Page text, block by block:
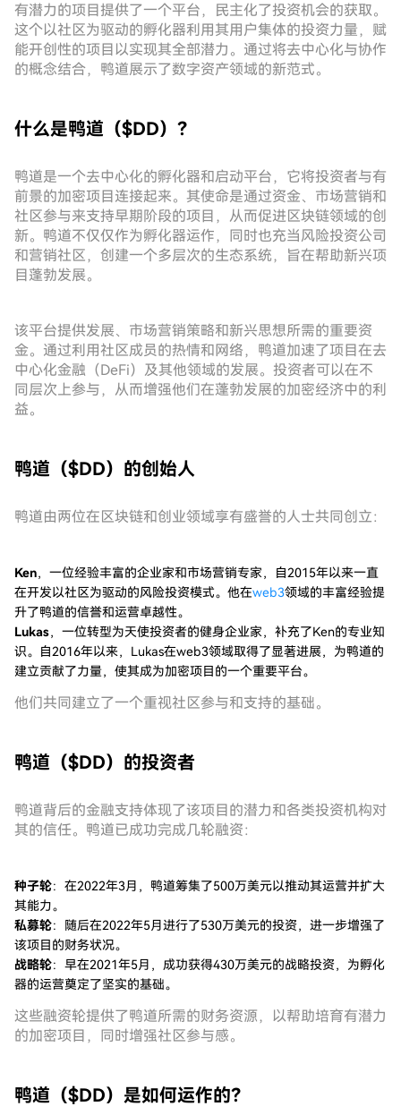
有潜力的项目提供了一个平台，民主化了投资机会的获取。
这个以社区为驱动的孵化器利用其用户集体的投资力量，赋
能开创性的项目以实现其全部潜力。通过将去中心化与协作
的概念结合，鸭道展示了数字资产领域的新范式。
什么是鸭道（$DD）？
鸭道是一个去中心化的孵化器和启动平台，它将投资者与有
前景的加密项目连接起来。其使命是通过资金、市场营销和
社区参与来支持早期阶段的项目，从而促进区块链领域的创
新。鸭道不仅仅作为孵化器运作，同时也充当风险投资公司
和营销社区，创建一个多层次的生态系统，旨在帮助新兴项
目蓬勃发展。
该平台提供发展、市场营销策略和新兴思想所需的重要资
金。通过利用社区成员的热情和网络，鸭道加速了项目在去
中心化金融（DeFi）及其他领域的发展。投资者可以在不
同层次上参与，从而增强他们在蓬勃发展的加密经济中的利
益。
鸭道（$DD）的创始人
鸭道由两位在区块链和创业领域享有盛誉的人士共同创立：
Ken，一位经验丰富的企业家和市场营销专家，自2015年以来一直
在开发以社区为驱动的风险投资模式。他在web3领域的丰富经验提
升了鸭道的信誉和运营卓越性。
Lukas，一位转型为天使投资者的健身企业家，补充了Ken的专业知
识。自2016年以来，Lukas在web3领域取得了显著进展，为鸭道的
建立贡献了力量，使其成为加密项目的一个重要平台。
他们共同建立了一个重视社区参与和支持的基础。
鸭道（$DD）的投资者
鸭道背后的金融支持体现了该项目的潜力和各类投资机构对
其的信任。鸭道已成功完成几轮融资：
种子轮：在2022年3月，鸭道筹集了500万美元以推动其运营并扩大
其能力。
私募轮：随后在2022年5月进行了530万美元的投资，进一步增强了
该项目的财务状况。
战略轮：早在2021年5月，成功获得430万美元的战略投资，为孵化
器的运营奠定了坚实的基础。
这些融资轮提供了鸭道所需的财务资源，以帮助培育有潜力
的加密项目，同时增强社区参与感。
鸭道（$DD）是如何运作的？